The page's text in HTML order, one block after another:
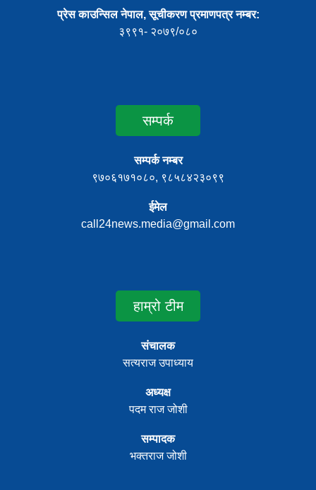
प्रेस काउन्सिल नेपाल, सूचीकरण प्रमाणपत्र नम्बर:
३९९१- २०७९/०८०
सम्पर्क
सम्पर्क नम्बर
९७०६१७१०८०, ९८५८४२३०९९
ईमेल
call24news.media@gmail.com
हाम्रो टीम
संचालक
सत्यराज उपाध्याय
अध्यक्ष
पदम राज जोशी
सम्पादक
भक्तराज जोशी